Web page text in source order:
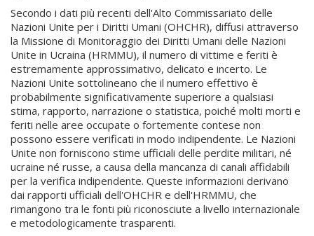
Secondo i dati più recenti dell'Alto Commissariato delle
Nazioni Unite per i Diritti Umani (OHCHR), diffusi attraverso
la Missione di Monitoraggio dei Diritti Umani delle Nazioni
Unite in Ucraina (HRMMU), il numero di vittime e feriti è
estremamente approssimativo, delicato e incerto. Le
Nazioni Unite sottolineano che il numero effettivo è
probabilmente significativamente superiore a qualsiasi
stima, rapporto, narrazione o statistica, poiché molti morti e
feriti nelle aree occupate o fortemente contese non
possono essere verificati in modo indipendente. Le Nazioni
Unite non forniscono stime ufficiali delle perdite militari, né
ucraine né russe, a causa della mancanza di canali affidabili
per la verifica indipendente. Queste informazioni derivano
dai rapporti ufficiali dell'OHCHR e dell'HRMMU, che
rimangono tra le fonti più riconosciute a livello internazionale
e metodologicamente trasparenti.